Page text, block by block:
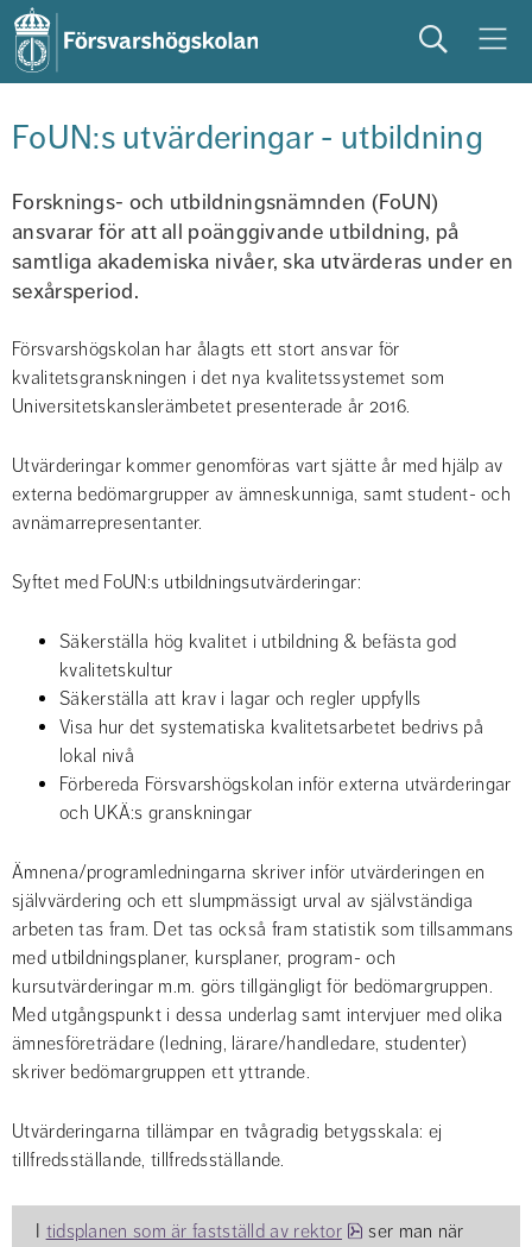
Sök Meny
studera på campus
FoUN:s utvärderingar - utbildning
Forsknings- och utbildningsnämnden (FoUN)
ansvarar för att all poänggivande utbildning, på
samtliga akademiska nivåer, ska utvärderas under en
sexårsperiod.
Försvarshögskolan har ålagts ett stort ansvar för
kvalitetsgranskningen i det nya kvalitetssystemet som
Universitetskanslerämbetet presenterade år 2016.
Utvärderingar kommer genomföras vart sjätte år med hjälp av
externa bedömargrupper av ämneskunniga, samt student- och
avnämarrepresentanter.
Syftet med FoUN:s utbildningsutvärderingar:
Säkerställa hög kvalitet i utbildning & befästa god
kvalitetskultur
Säkerställa att krav i lagar och regler uppfylls
Visa hur det systematiska kvalitetsarbetet bedrivs på
lokal nivå
Förbereda Försvarshögskolan inför externa utvärderingar
och UKÄ:s granskningar
Ämnena/programledningarna skriver inför utvärderingen en
självvärdering och ett slumpmässigt urval av självständiga
arbeten tas fram. Det tas också fram statistik som tillsammans
med utbildningsplaner, kursplaner, program- och
kursutvärderingar m.m. görs tillgängligt för bedömargruppen.
Med utgångspunkt i dessa underlag samt intervjuer med olika
ämnesföreträdare (ledning, lärare/handledare, studenter)
skriver bedömargruppen ett yttrande.
Utvärderingarna tillämpar en tvågradig betygsskala: ej
tillfredsställande, tillfredsställande.
I tidsplanen som är fastställd av rektor pdf, 41.3 kB.
ser man när